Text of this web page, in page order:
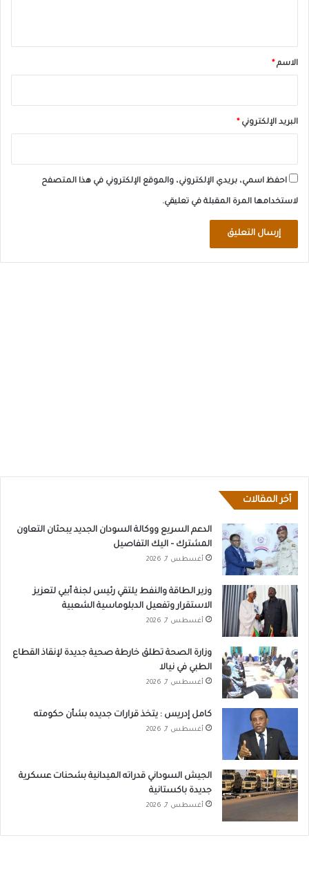
*الاسم*
البريد الإلكتروني*
احفظ اسمي، بريدي الإلكتروني، والموقع الإلكتروني في هذا المتصفح
لاستخدامها المرة المقبلة في تعليقي.
أخر المقالات
الدعم السريع ووكالة السودان الجديد يبحثان التعاون
المشترك – اليك التفاصيل
أغسطس 7, 2026
وزير الطاقة والنفط يلتقي رئيس لجنة أبيي لتعزيز
الاستقرار وتفعيل الدبلوماسية الشعبية
أغسطس 7, 2026
وزارة الصحة تطلق خارطة صحية جديدة لإنقاذ القطاع
الطبي في نيالا
أغسطس 7, 2026
كامل إدريس : يتخذ قرارات جديده بشأن حكومته
أغسطس 7, 2026
الجيش السوداني قدراته الميدانية بشحنات عسكرية
جديدة باكستانية
أغسطس 7, 2026